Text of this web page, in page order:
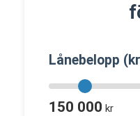
Lånebelopp
150 000 kr